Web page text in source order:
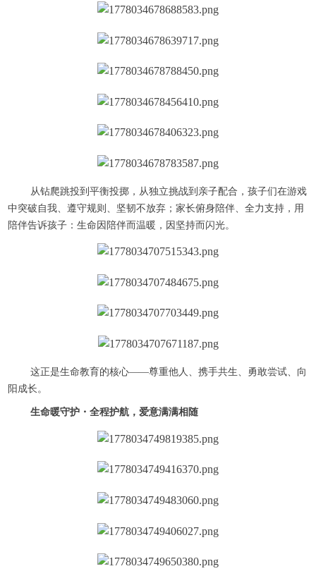
从钻爬跳投到平衡投掷，从独立挑战到亲子配合，孩子们在游戏
中突破自我、遵守规则、坚韧不放弃；家长俯身陪伴、全力支持，用
陪伴告诉孩子：生命因陪伴而温暖，因坚持而闪光。
这正是生命教育的核心——尊重他人、携手共生、勇敢尝试、向
阳成长。
生命暖守护・全程护航，爱意满满相随